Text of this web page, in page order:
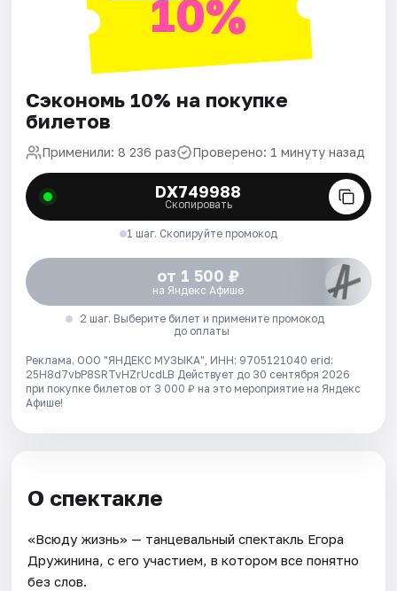
10%
Сэкономь 10% на покупке
билетов
Применили: 8 236 раз Проверено: 1 минуту назад
DX749988
Скопировать
1 шаг. Скопируйте промокод
от 1 500 ₽
на Яндекс Афише
2 шаг. Выберите билет и примените промокод
до оплаты
Реклама. ООО "ЯНДЕКС МУЗЫКА", ИНН: 9705121040 erid:
25H8d7vbP8SRTvHZrUcdLB Действует до 30 сентября 2026
при покупке билетов от 3 000 ₽ на это мероприятие на Яндекс
Афише!
О спектакле
«Всюду жизнь» — танцевальный спектакль Егора
Дружинина, с его участием, в котором все понятно
без слов.